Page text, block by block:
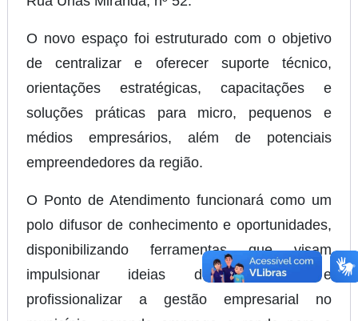
O novo espaço foi estruturado com o objetivo
de centralizar e oferecer suporte técnico,
orientações estratégicas, capacitações e
soluções práticas para micro, pequenos e
médios empresários, além de potenciais
empreendedores da região.
O Ponto de Atendimento funcionará como um
polo difusor de conhecimento e oportunidades,
disponibilizando ferramentas que visam
impulsionar ideias de negócios e
profissionalizar a gestão empresarial no